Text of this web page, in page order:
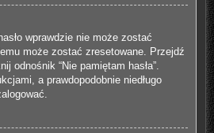
wprawdzie nie może zostać
może zostać zresetowane. Przejdź
odnośnik “Nie pamiętam hasła”.
a prawdopodobnie niedługo